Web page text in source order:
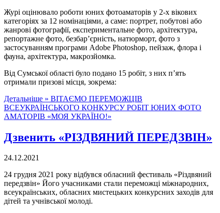
Журі оцінювало роботи юних фотоаматорів у 2-х вікових
категоріях за 12 номінаціями, а саме: портрет, побутові або
жанрові фотографії, експериментальне фото, архітектура,
репортажне фото, безбар’єрність, натюрморт, фото з
застосуванням програми Аdobe Photoshop, пейзаж, флора і
фауна, архітектура, макрозйомка.
Від Сумської області було подано 15 робіт, з них п’ять
отримали призові місця, зокрема:
Детальніше » ВІТАЄМО ПЕРЕМОЖЦІВ
ВСЕУКРАЇНСЬКОГО КОНКУРСУ РОБІТ ЮНИХ ФОТО
АМАТОРІВ «МОЯ УКРАЇНО!»
Дзвенить «РІЗДВЯНИЙ ПЕРЕДЗВІН»
24.12.2021
24 грудня 2021 року відбувся обласний фестиваль «Різдвяний
передзвін» Його учасниками стали переможці міжнародних,
всеукраїнських, обласних мистецьких конкурсних заходів для
дітей та учнівської молоді.